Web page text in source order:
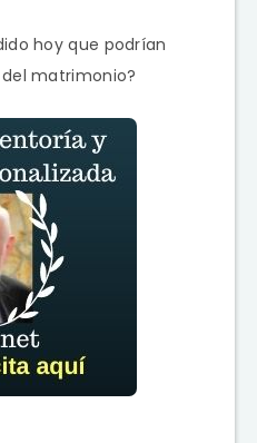
hoy que podrían
matrimonio?